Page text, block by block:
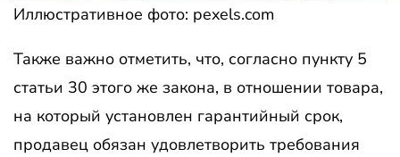
Иллюстративное фото: pexels.com
Также важно отметить, что, согласно пункту 5
статьи 30 этого же закона, в отношении товара,
на который установлен гарантийный срок,
продавец обязан удовлетворить требования